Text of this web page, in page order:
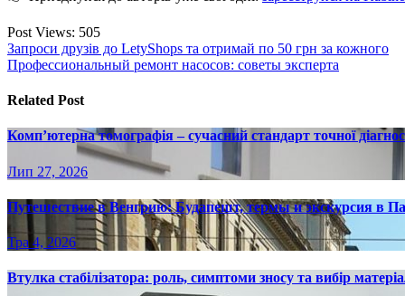
Post Views: 505
Навігація
записів
Запроси друзів до LetyShops та отримай по 50 грн за кожного
Профессиональный ремонт насосов: советы эксперта
Related Post
Комп’ютерна томографія – сучасний стандарт точної
Лип 27, 2026
Путешествие в Венгрию: Будапешт, термы и экскурсия в
Тра 4, 2026
Втулка стабілізатора: роль, симптоми зносу та вибір